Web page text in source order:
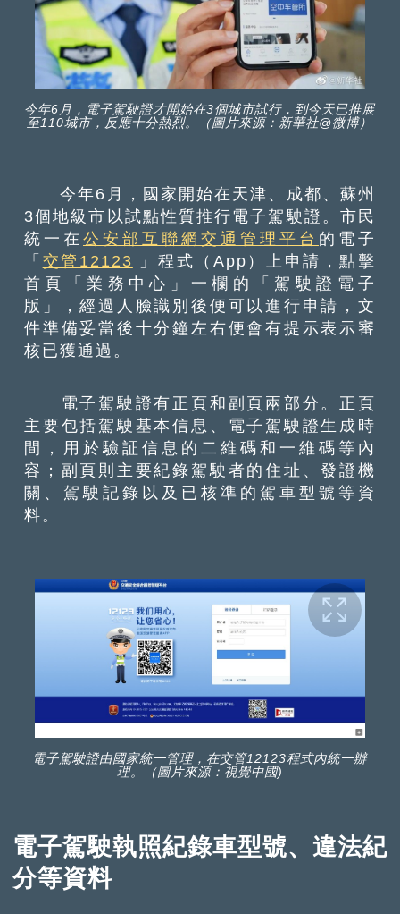
今年6月，電子駕駛證才開始在3個城市試行，到今天已推展
至110城市，反應十分熱烈。（圖片來源：新華社@微博）
今年6月，國家開始在天津、成都、蘇州
3個地級市以試點性質推行電子駕駛證。市民
統一在公安部互聯網交通管理平台 的電子
「交管12123 」程式（App）上申請，點擊
首頁「業務中心」一欄的「駕駛證電子
版」，經過人臉識別後便可以進行申請，文
件準備妥當後十分鐘左右便會有提示表示審
核已獲通過。
電子駕駛證有正頁和副頁兩部分。正頁
主要包括駕駛基本信息、電子駕駛證生成時
間，用於驗証信息的二維碼和一維碼等內
容；副頁則主要紀錄駕駛者的住址、發證機
關、駕駛記錄以及已核準的駕車型號等資
料。
電子駕駛證由國家統一管理，在交管12123程式內統一辦
理。（圖片來源：視覺中國)
電子駕駛執照紀錄車型號、違法紀
分等資料